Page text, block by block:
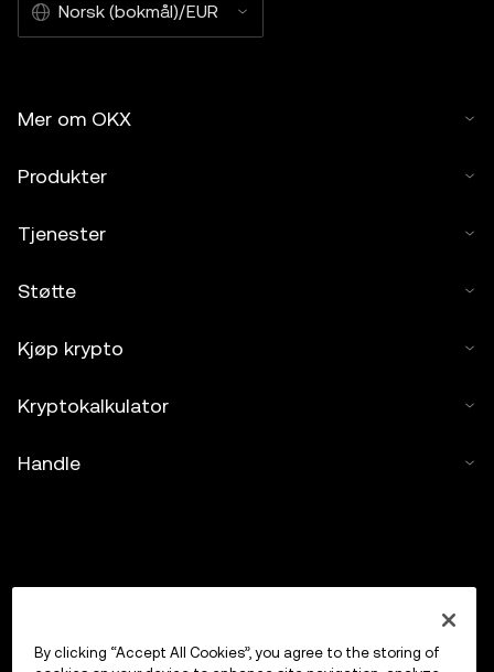
Norsk (bokmål)/EUR
Mer om OKX
Produkter
Tjenester
Støtte
Kjøp krypto
Kryptokalkulator
Handle
By clicking “Accept All Cookies”, you agree to the storing of